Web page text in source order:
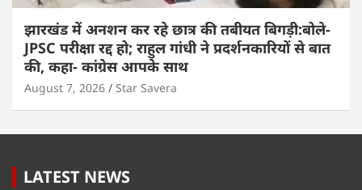
झारखंड में अनशन कर रहे छात्र की तबीयत बिगड़ी:बोले-
JPSC परीक्षा रद्द हो; राहुल गांधी ने प्रदर्शनकारियों से बात
की, कहा- कांग्रेस आपके साथ
August 7, 2026 Star Savera
LATEST NEWS